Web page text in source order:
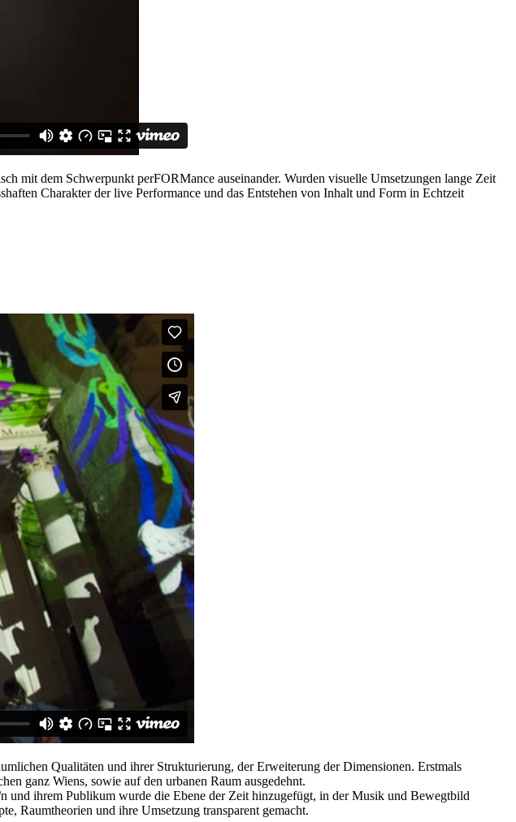
mit dem Schwerpunkt perFORMance auseinander. Wurden visuelle Umsetzungen lange Zeit
Charakter der live Performance und das Entstehen von Inhalt und Form in Echtzeit
Qualitäten und ihrer Strukturierung, der Erweiterung der Dimensionen. Erstmals
ganz Wiens, sowie auf den urbanen Raum ausgedehnt.
und ihrem Publikum wurde die Ebene der Zeit hinzugefügt, in der Musik und Bewegtbild
Raumtheorien und ihre Umsetzung transparent gemacht.